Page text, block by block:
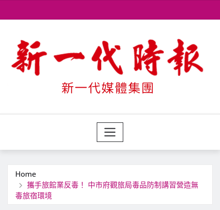
to
Home
攜手旅館業反毒！ 中市府觀旅局毒品防制講習營造無
毒旅宿環境